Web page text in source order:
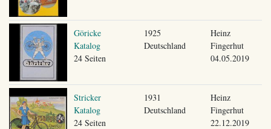
Göricke
Katalog
24 Seiten
1925
Deutschland
Heinz
Fingerhut
04.05.2019
Stricker
Katalog
24 Seiten
1931
Deutschland
Heinz
Fingerhut
22.12.2019